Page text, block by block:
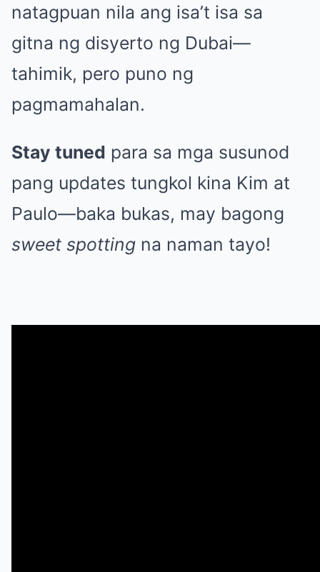
natagpuan nila ang isa’t isa sa
gitna ng disyerto ng Dubai—
tahimik, pero puno ng
pagmamahalan.
Stay tuned para sa mga susunod
pang updates tungkol kina Kim at
Paulo—baka bukas, may bagong
sweet spotting na naman tayo!